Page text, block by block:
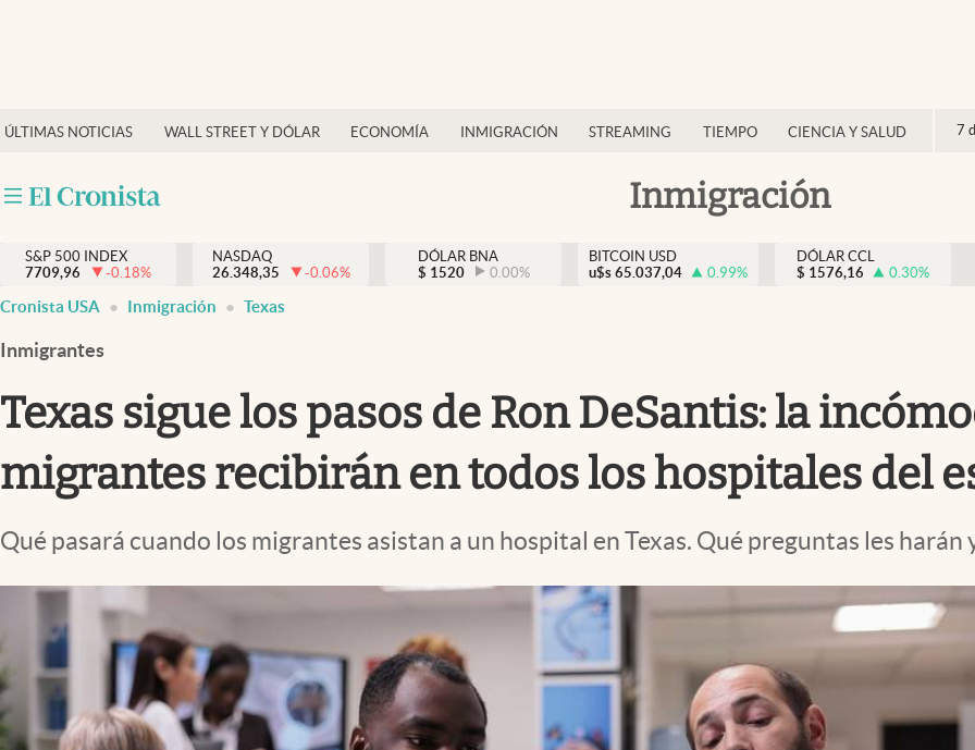
ÚLTIMAS NOTICIAS WALL STREET Y DÓLAR ECONOMÍA INMIGRACIÓN STREAMING TIEMPO CIENCIA Y SALUD 7
Inmigración
Finanzas y economía
Inmigración
Trending
Streaming
PC y mobile
Lifestyle
S&P 500 INDEX
7709,96
-0.18%
NASDAQ
26.348,35
-0.06%
DÓLAR BNA
$ 1520 0.00%
BITCOIN USD
u$s 65.037,04 0.99%
DÓLAR CCL
$ 1576,16 0.30%
Cronista USA Inmigración Texas
Inmigrantes
Texas sigue los pasos de Ron DeSantis: la
migrantes recibirán en todos los hospitales del
Qué pasará cuando los migrantes asistan a un hospital en Texas. Qué preguntas les harán